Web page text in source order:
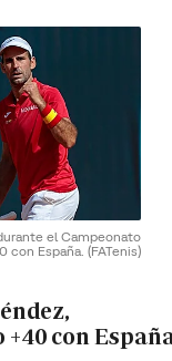
el Campeonato
con España. (FATenis)
con